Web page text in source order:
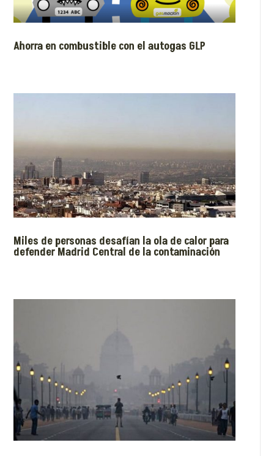
Ahorra en combustible con el autogas GLP
Miles de personas desafían la ola de calor para
defender Madrid Central de la contaminación